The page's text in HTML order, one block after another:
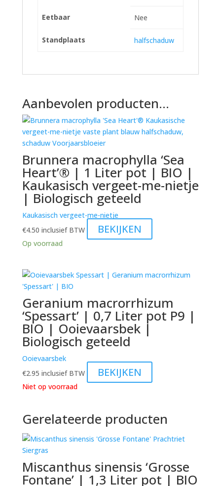
Eetbaar Nee
Standplaats halfschaduw
Aanbevolen producten...
Brunnera macrophylla ‘Sea
Heart’® | 1 Liter pot | BIO |
Kaukasisch vergeet-me-nietje
| Biologisch geteeld
Kaukasisch vergeet-me-nietje
€4.50 inclusief BTW BEKIJKEN
Op voorraad
Geranium macrorrhizum
‘Spessart’ | 0,7 Liter pot P9 |
BIO | Ooievaarsbek |
Biologisch geteeld
Ooievaarsbek
€2.95 inclusief BTW BEKIJKEN
Niet op voorraad
Gerelateerde producten
Miscanthus sinensis ‘Grosse
Fontane’ | 1,3 Liter pot | BIO